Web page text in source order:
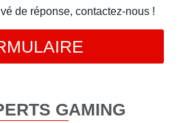
de réponse, contactez-nous !
GAMING